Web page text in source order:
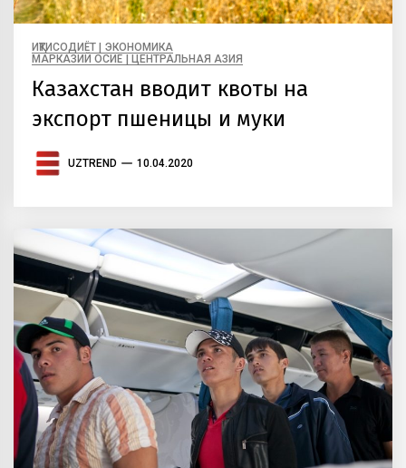
ИҚТИСОДИЁТ | ЭКОНОМИКА
МАРКАЗИЙ ОСИЁ | ЦЕНТРАЛЬНАЯ АЗИЯ
Казахстан вводит квоты на
экспорт пшеницы и муки
UZTREND 10.04.2020